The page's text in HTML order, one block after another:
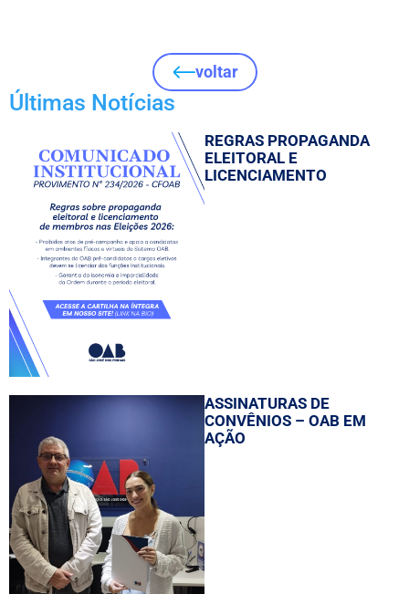
voltar
Últimas Notícias
REGRAS PROPAGANDA
ELEITORAL E
LICENCIAMENTO
ASSINATURAS DE
CONVÊNIOS – OAB EM
AÇÃO